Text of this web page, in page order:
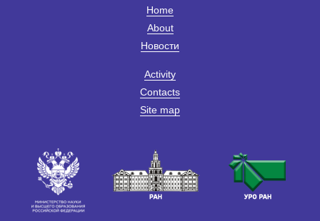
Home
About
Новости
Activity
Contacts
Site map